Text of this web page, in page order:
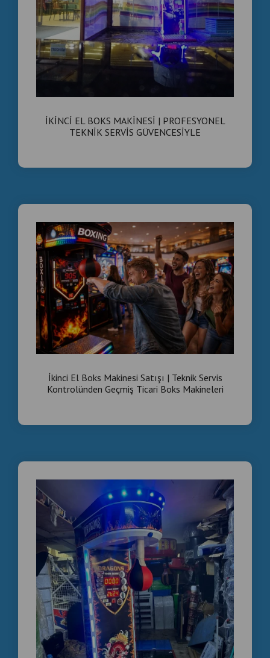
İKİNCİ EL BOKS MAKİNESİ | PROFESYONEL
TEKNİK SERVİS GÜVENCESİYLE
İkinci El Boks Makinesi Satışı | Teknik Servis
Kontrolünden Geçmiş Ticari Boks Makineleri